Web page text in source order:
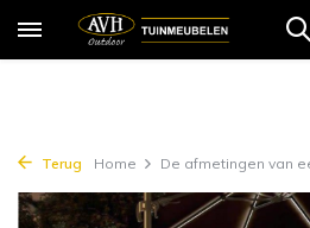
{!!% include 'snippets/cta.rain' %!!}
Terug Home De afmetingen van